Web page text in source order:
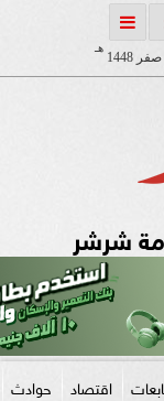
هـ
شرشر
اقتصاد حوادث